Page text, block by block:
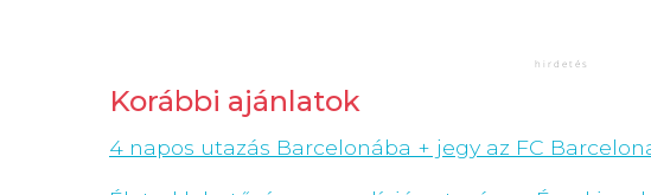
Korábbi ajánlatok
4 napos utazás Barcelonába + jegy az FC